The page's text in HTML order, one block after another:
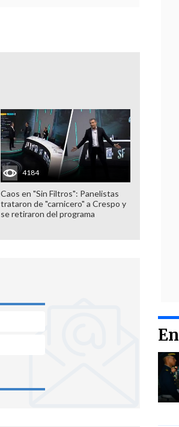
4184
Caos en "Sin Filtros": Panelistas
trataron de "carnicero" a Crespo y
se retiraron del programa